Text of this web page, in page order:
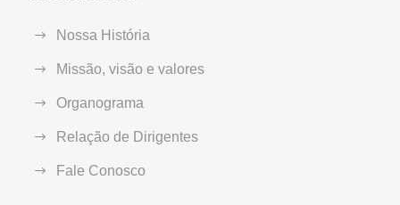
Nossa História
Missão, visão e valores
Organograma
Relação de Dirigentes
Fale Conosco